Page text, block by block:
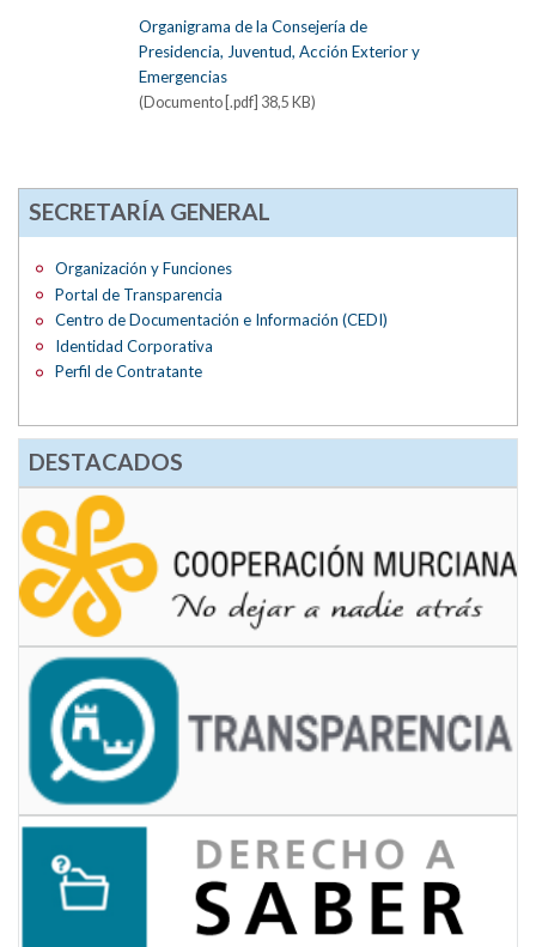
Organigrama de la Consejería de
Presidencia, Juventud, Acción Exterior y
Emergencias
(Documento [.pdf] 38,5 KB)
SECRETARÍA GENERAL
Organización y Funciones
Portal de Transparencia
Centro de Documentación e Información (CEDI)
Identidad Corporativa
Perfil de Contratante
DESTACADOS